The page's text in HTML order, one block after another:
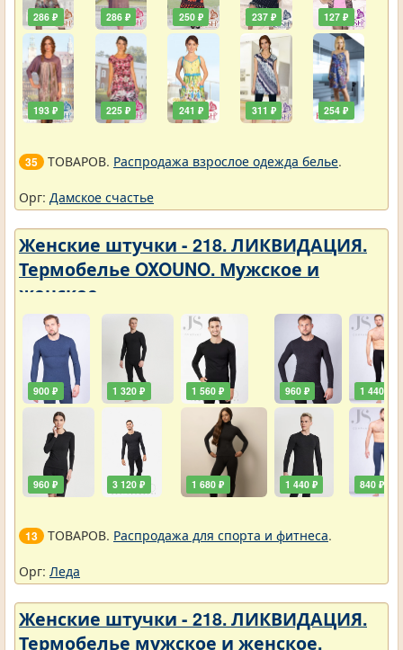
286 ₽
193 ₽
286 ₽
225 ₽
250 ₽
241 ₽
237 ₽
311 ₽
127 ₽
254 ₽
35 ТОВАРОВ. Распродажа взрослое одежда белье.
Орг: Дамское счастье
Женские штучки - 218. ЛИКВИДАЦИЯ.
Термобелье OXOUNO. Мужское и
женское
900 ₽
960 ₽
1 320 ₽
3 120 ₽
1 560 ₽
1 680 ₽
960 ₽
1 440 ₽
1 440 ₽
840 ₽
13 ТОВАРОВ. Распродажа для спорта и фитнеса.
Орг: Леда
Женские штучки - 218. ЛИКВИДАЦИЯ.
Термобелье мужское и женское.